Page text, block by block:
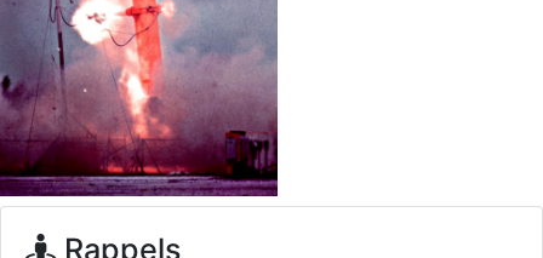
meeting de Lann Bihoué de 2026 ?
cachée dans les pins: Coucou et excellente année 2026 à tous et
au site!
jericho
: Bonne année et tous mes meilleurs voeux à tous pour
2026 !
little boy: je vous souhaite un bon réveillon pour cette nouvelle
année!
jericho
Rappels